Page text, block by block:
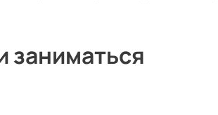
заниматься